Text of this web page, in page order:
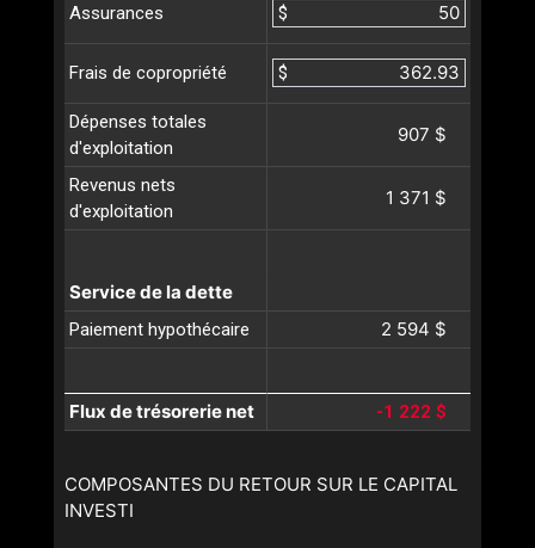
Assurances $
Frais de copropriété $
Dépenses totales
d'exploitation
907 $
Revenus nets
d'exploitation
1 371 $
Service de la dette
Paiement hypothécaire 2 594 $
Flux de trésorerie net -1 222 $
COMPOSANTES DU RETOUR SUR LE CAPITAL
INVESTI